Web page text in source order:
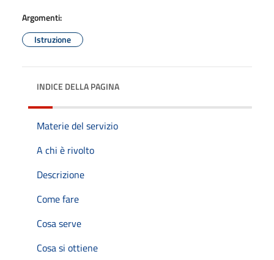
Argomenti:
Istruzione
INDICE DELLA PAGINA
Materie del servizio
A chi è rivolto
Descrizione
Come fare
Cosa serve
Cosa si ottiene